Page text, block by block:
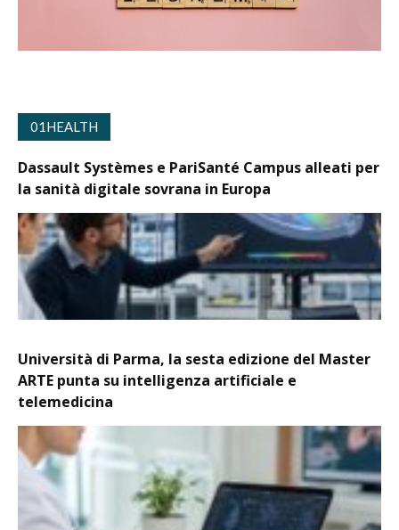
01HEALTH
Dassault Systèmes e PariSanté Campus alleati per
la sanità digitale sovrana in Europa
Università di Parma, la sesta edizione del Master
ARTE punta su intelligenza artificiale e
telemedicina